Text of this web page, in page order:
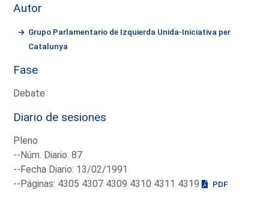
Autor
Grupo Parlamentario de Izquierda Unida-Iniciativa per
Catalunya
Fase
Debate
Diario de sesiones
Pleno
--Núm. Diario: 87
--Fecha Diario: 13/02/1991
--Páginas: 4305 4307 4309 4310 4311 4319
PDF